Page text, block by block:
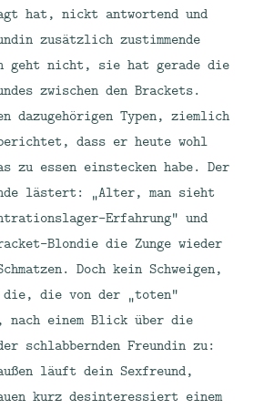
hat, nickt antwortend und
zusätzlich zustimmende
geht nicht, sie hat gerade die
zwischen den Brackets.
dazugehörigen Typen, ziemlich
dass er heute wohl
zu essen einstecken habe. Der
lästert: „Alter, man sieht
Erfahrung“ und
Blondie die Zunge wieder
Doch kein Schweigen,
die von der „toten“
nach einem Blick über die
schlabbernden Freundin zu:
läuft dein Sexfreund,
kurz desinteressiert einem